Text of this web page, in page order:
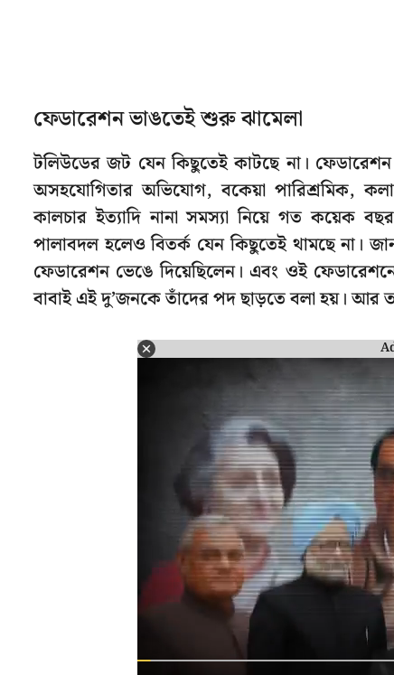
ফেডারেশন ভাঙতেই শুরু ঝামেলা
টলিউডের জট যেন কিছুতেই কাটছে না। ফেডারেশন
অসহযোগিতার অভিযোগ, বকেয়া পারিশ্রমিক,
কালচার ইত্যাদি নানা সমস্যা নিয়ে গত কয়েক
পালাবদল হলেও বিতর্ক যেন কিছুতেই থামছে না।
ফেডারেশন ভেঙে দিয়েছিলেন। এবং ওই
বাবাই এই দু’জনকে তাঁদের পদ ছাড়তে বলা হয়। আর